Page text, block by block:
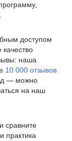
доступом
наша
10 000 отзывов
— можно
на наш
сравните
практика